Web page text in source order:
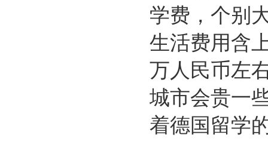
学费，个别
生活费用含
万人民币左
城市会贵一
着德国留学